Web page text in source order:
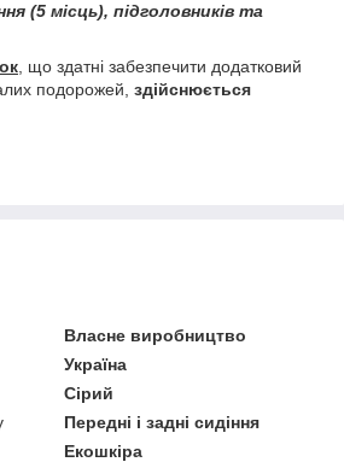
(5 місць), підголовників та
, що здатні забезпечити додатковий
подорожей, здійснюється
Власне виробництво
Україна
Сірий
Передні і задні сидіння
Екошкіра